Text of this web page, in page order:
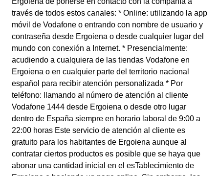
través de todos estos canales: * Online: utilizando la app
móvil de Vodafone o entrando con nombre de usuario y
contraseña desde Ergoiena o desde cualquier lugar del
mundo con conexión a Internet. * Presencialmente:
acudiendo a cualquiera de las tiendas Vodafone en
Ergoiena o en cualquier parte del territorio nacional
español para recibir atención personalizada * Por
teléfono: llamando al número de atención al cliente
Vodafone 1444 desde Ergoiena o desde otro lugar
dentro de España siempre en horario laboral de 9:00 a
22:00 horas Este servicio de atención al cliente es
gratuito para los habitantes de Ergoiena aunque al
contratar ciertos productos es posible que se haya que
abonar una cantidad inicial en el esTablecimiento de